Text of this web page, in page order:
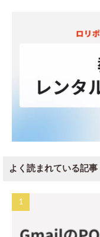
よく読まれている記事